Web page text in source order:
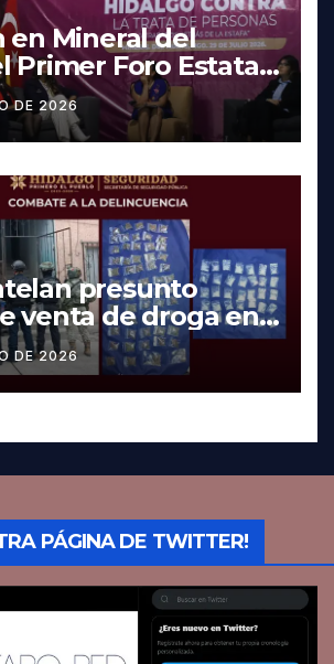
en Mineral del
Primer Foro Estatal
Trata de Personas
DE 2026
presunto
venta de droga en
hay dos detenidos
DE 2026
PÁGINA DE TWITTER!